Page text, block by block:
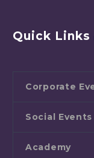
Quick Links
Corporate
Social Events
Academy